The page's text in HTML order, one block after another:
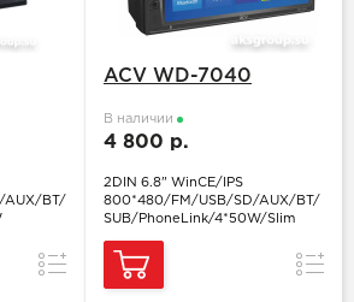
AUX/BT/
Сравнение
ACV WD-7040
В наличии
4 800 р.
2DIN 6.8" WinCE/IPS
800*480/FM/USB/SD/AUX/BT/
SUB/PhoneLink/4*50W/Slim